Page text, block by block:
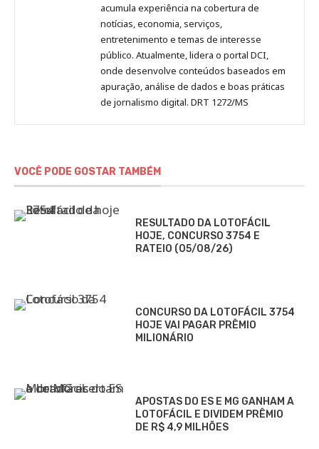
acumula experiência na cobertura de
notícias, economia, serviços,
entretenimento e temas de interesse
público. Atualmente, lidera o portal DCI,
onde desenvolve conteúdos baseados em
apuração, análise de dados e boas práticas
de jornalismo digital. DRT 1272/MS
VOCÊ PODE GOSTAR TAMBÉM
RESULTADO DA LOTOFÁCIL
HOJE, CONCURSO 3754 E
RATEIO (05/08/26)
CONCURSO DA LOTOFÁCIL 3754
HOJE VAI PAGAR PRÊMIO
MILIONÁRIO
APOSTAS DO ES E MG GANHAM A
LOTOFÁCIL E DIVIDEM PRÊMIO
DE R$ 4,9 MILHÕES